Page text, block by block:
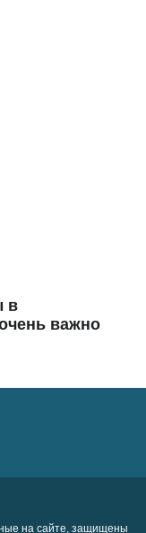
в
важно
на сайте, защищены